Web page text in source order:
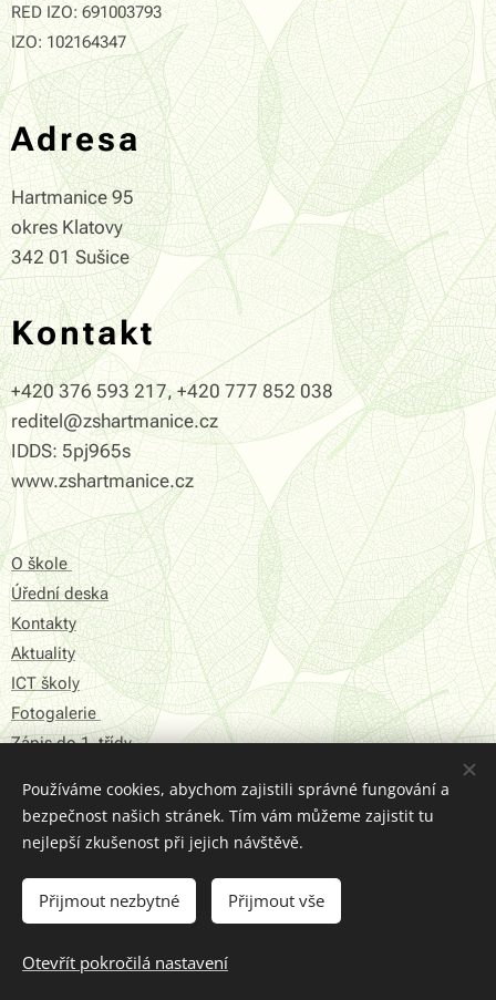
RED IZO: 691003793
IZO: 102164347
Adresa
Hartmanice 95
okres Klatovy
342 01 Sušice
Kontakt
+420 376 593 217, +420 777 852 038
reditel@zshartmanice.cz
IDDS: 5pj965s
www.zshartmanice.cz
O škole
Úřední deska
Kontakty
Aktuality
ICT školy
Fotogalerie
Zápis do 1. třídy
Prohlášení o přístupnosti
Struktura Stránek
2016 © ZŠ Hartmanice
Vytvořeno službou
Používáme cookies, abychom zajistili správné fungování a
bezpečnost našich stránek. Tím vám můžeme zajistit tu
nejlepší zkušenost při jejich návštěvě.
Přijmout nezbytné Přijmout vše
Otevřít pokročilá nastavení